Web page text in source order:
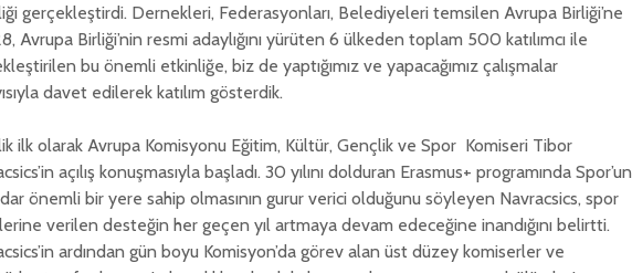
gerçekleştirdi. Dernekleri, Federasyonları, Belediyeleri temsilen Avrupa Birliği’ne
Avrupa Birliği’nin resmi adaylığını yürüten 6 ülkeden toplam 500 katılımcı ile
bu önemli etkinliğe, biz de yaptığımız ve yapacağımız çalışmalar
davet edilerek katılım gösterdik.
ilk olarak Avrupa Komisyonu Eğitim, Kültür, Gençlik ve Spor Komiseri Tibor
açılış konuşmasıyla başladı. 30 yılını dolduran Erasmus+ programında Spor’un
önemli bir yere sahip olmasının gurur verici olduğunu söyleyen Navracsics, spor
verilen desteğin her geçen yıl artmaya devam edeceğine inandığını belirtti.
ardından gün boyu Komisyon’da görev alan üst düzey komiserler ve